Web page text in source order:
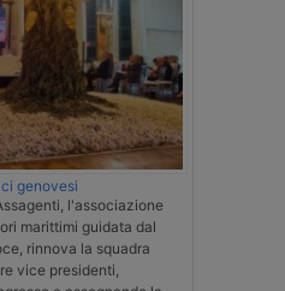
genovesi
l'associazione
marittimi guidata dal
rinnova la squadra
vice presidenti,